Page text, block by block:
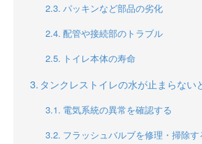
パッキンなど部品の劣化
配管や接続部のトラブル
トイレ本体の寿命
タンクレストイレの水が止まらない
電気系統の異常を確認する
フラッシュバルブを修理・掃除す